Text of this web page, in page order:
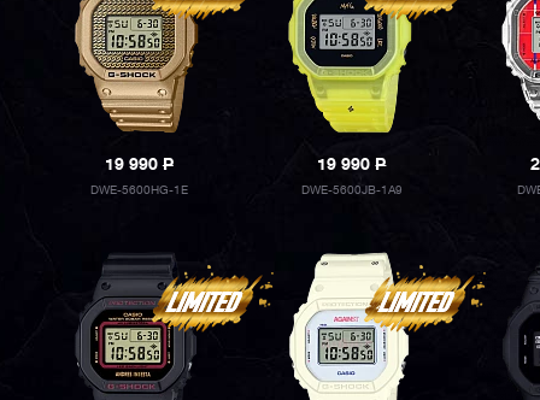
19 990P
DWE-5600HG-1E
19 990P
DWE-5600JB-1A9